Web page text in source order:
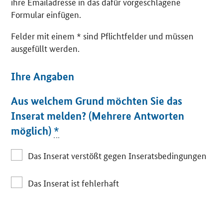
Formular einfügen.
Felder mit einem * sind Pflichtfelder und müssen
ausgefüllt werden.
Ihre Angaben
Aus welchem Grund möchten Sie das
Inserat melden? (Mehrere Antworten
möglich) *
Das Inserat verstößt gegen Inseratsbedingungen
Das Inserat ist fehlerhaft